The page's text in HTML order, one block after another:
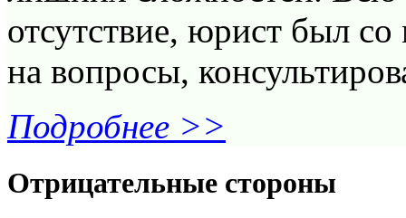
отсутствие, юрист был со
на вопросы,
Подробнее >>
Отрицательные стороны